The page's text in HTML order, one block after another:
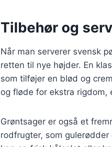
Tilbehør og
Når man serverer svensk
retten til nye højder. En
som tilføjer en blød og
og fløde for ekstra
Grøntsager er også et
rodfrugter, som